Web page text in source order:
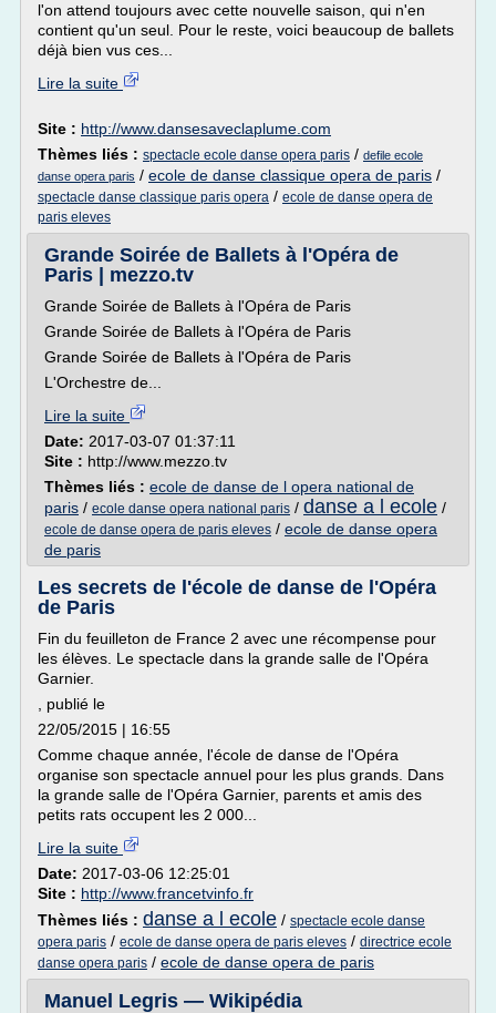
l'on attend toujours avec cette nouvelle saison, qui n'en
contient qu'un seul. Pour le reste, voici beaucoup de ballets
déjà bien vus ces...
Lire la suite
Site : http://www.dansesaveclaplume.com
Thèmes liés : spectacle ecole danse opera paris / defile ecole
danse opera paris / ecole de danse classique opera de paris /
spectacle danse classique paris opera / ecole de danse opera de
paris eleves
Grande Soirée de Ballets à l'Opéra de
Paris | mezzo.tv
Grande Soirée de Ballets à l'Opéra de Paris
Grande Soirée de Ballets à l'Opéra de Paris
Grande Soirée de Ballets à l'Opéra de Paris
L'Orchestre de...
Lire la suite
Date: 2017-03-07 01:37:11
Site : http://www.mezzo.tv
Thèmes liés : ecole de danse de l opera national de
paris / ecole danse opera national paris / danse a l ecole /
ecole de danse opera de paris eleves / ecole de danse opera
de paris
Les secrets de l'école de danse de l'Opéra
de Paris
Fin du feuilleton de France 2 avec une récompense pour
les élèves. Le spectacle dans la grande salle de l'Opéra
Garnier.
, publié le
22/05/2015 | 16:55
Comme chaque année, l'école de danse de l'Opéra
organise son spectacle annuel pour les plus grands. Dans
la grande salle de l'Opéra Garnier, parents et amis des
petits rats occupent les 2 000...
Lire la suite
Date: 2017-03-06 12:25:01
Site : http://www.francetvinfo.fr
Thèmes liés : danse a l ecole / spectacle ecole danse
opera paris / ecole de danse opera de paris eleves / directrice ecole
danse opera paris / ecole de danse opera de paris
Manuel Legris — Wikipédia